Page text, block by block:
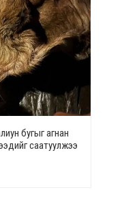
бугыг агнан
саатуулжээ